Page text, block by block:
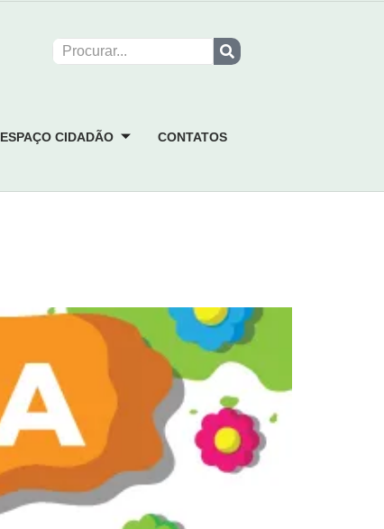
ESPAÇO CIDADÃO CONTATOS